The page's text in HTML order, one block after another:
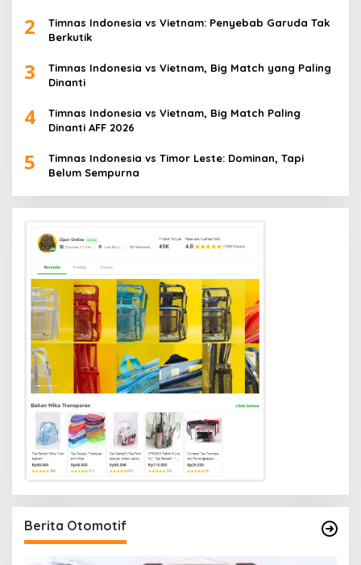
2
Timnas Indonesia vs Vietnam: Penyebab Garuda Tak
Berkutik
3
Timnas Indonesia vs Vietnam, Big Match yang Paling
Dinanti
4
Timnas Indonesia vs Vietnam, Big Match Paling
Dinanti AFF 2026
5
Timnas Indonesia vs Timor Leste: Dominan, Tapi
Belum Sempurna
Berita Otomotif